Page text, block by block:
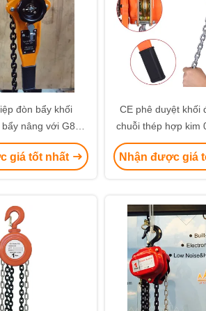
đòn bẩy khối
nâng với G80
CE phê duyệt
giá tốt nhất
CE phê duyệt khối
chuỗi thép hợp kim
9 tấn công
Nhận được giá